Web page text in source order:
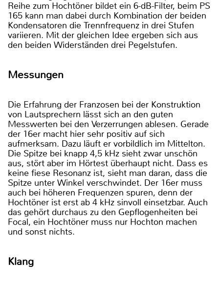
Reihe zum Hochtöner bildet ein 6-dB-Filter, beim PS
165 kann man dabei durch Kombination der beiden
Kondensatoren die Trennfrequenz in drei Stufen
variieren. Mit der gleichen Idee ergeben sich aus
den beiden Widerständen drei Pegelstufen.
Messungen
Die Erfahrung der Franzosen bei der Konstruktion
von Lautsprechern lässt sich an den guten
Messwerten bei den Verzerrungen ablesen. Gerade
der 16er macht hier sehr positiv auf sich
aufmerksam. Dazu läuft er vorbildlich im Mittelton.
Die Spitze bei knapp 4,5 kHz sieht zwar unschön
aus, stört aber im Hörtest überhaupt nicht. Dass es
keine fiese Resonanz ist, sieht man daran, dass die
Spitze unter Winkel verschwindet. Der 16er muss
auch bei höheren Frequenzen spuren, denn der
Hochtöner ist erst ab 4 kHz sinvoll einsetzbar. Auch
das gehört durchaus zu den Gepflogenheiten bei
Focal, ein Hochtöner muss nur Hochton machen
und sonst nichts.
Klang